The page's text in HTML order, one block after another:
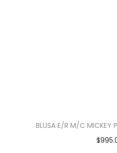
BLUSA E/R M/C MICKEY
$